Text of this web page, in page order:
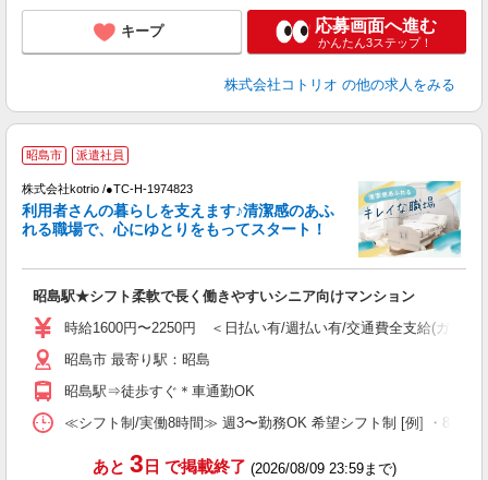
キープ 応募画面へ進む
かんたん3ステップ！
株式会社コトリオ の他の求人をみる
昭島市 派遣社員
株式会社kotrio /●TC-H-1974823
利用者さんの暮らしを支えます♪清潔感のあふ
れる職場で、心にゆとりをもってスタート！
昭島駅★シフト柔軟で長く働きやすいシニア向けマンション
時給1600円〜2250円 ＜日払い有/週払い有/交通費全支給(ガソリ
昭島市 最寄り駅：昭島
昭島駅⇒徒歩すぐ＊車通勤OK
≪シフト制/実働8時間≫ 週3〜勤務OK 希望シフト制 [例] ・8:00
あと 3 日 で掲載終了 (2026/08/09 23:59まで)